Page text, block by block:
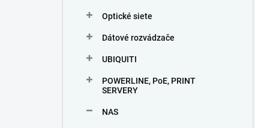
Optické siete
Dátové rozvádzače
UBIQUITI
POWERLINE, PoE, PRINT
SERVERY
NAS